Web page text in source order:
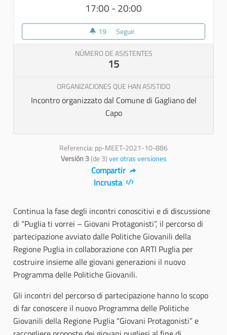
17:00 - 20:00
19 19 seguidoras
SeguirTappa percorso di
NÚMERO DE ASISTENTES
15
ORGANIZACIONES QUE HAN ASISTIDO
Incontro organizzato dal Comune di Gagliano del
Capo
Referencia: pp-MEET-2021-10-886
Versión 3(de 3)ver otras versiones
Compartir
Incrusta
Continua la fase degli incontri conoscitivi e di discussione
di “Puglia ti vorrei – Giovani Protagonisti”, il percorso di
partecipazione avviato dalle Politiche Giovanili della
Regione Puglia in collaborazione con ARTI Puglia per
costruire insieme alle giovani generazioni il nuovo
Programma delle Politiche Giovanili.
Gli incontri del percorso di partecipazione hanno lo scopo
di far conoscere il nuovo Programma delle Politiche
Giovanili della Regione Puglia “Giovani Protagonisti” e